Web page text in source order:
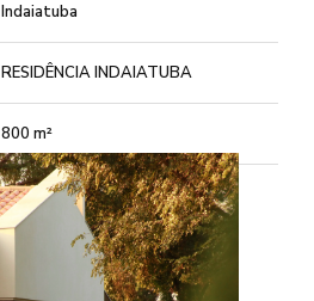
Indaiatuba
RESIDÊNCIA INDAIATUBA
800 m²